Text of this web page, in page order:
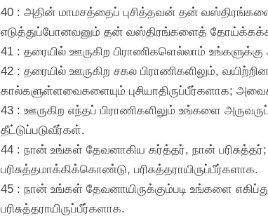
40 : அதின் மாமசத்தைப் புசித்தவன் தன்
எடுத்துப்போனவனும் தன் வஸ்திரங்களைத்
41 : தரையில் ஊருகிற பிராணிகளெல்லாம் உங்களுக்கு
42 : தரையில் ஊருகிற சகல பிராணிகளிலும்,
கால்களுள்ளவைகளையும் புசியாதிருப்பீர்களாக;
43 : ஊருகிற எந்தப் பிராணிகளிலும் உங்களை
தீட்டுப்படுவீர்கள்.
44 : நான் உங்கள் தேவனாகிய கர்த்தர், நான்
பரிசுத்தமாக்கிக்கொண்டு, பரிசுத்தராயிருப்பீர்களாக.
45 : நான் உங்கள் தேவனாயிருக்கும்படி உங்களை
பரிசுத்தராயிருப்பீர்களாக.